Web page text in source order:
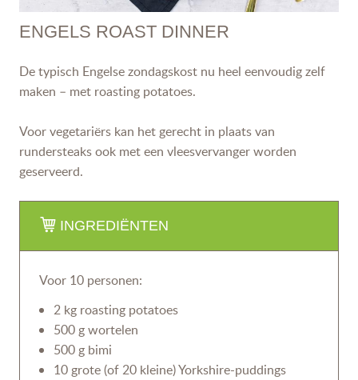
ENGELS ROAST DINNER
De typisch Engelse zondagskost nu heel eenvoudig zelf
maken – met roasting potatoes.
Voor vegetariërs kan het gerecht in plaats van
rundersteaks ook met een vleesvervanger worden
geserveerd.
INGREDIËNTEN
Voor 10 personen:
2 kg roasting potatoes
500 g wortelen
500 g bimi
10 grote (of 20 kleine) Yorkshire-puddings